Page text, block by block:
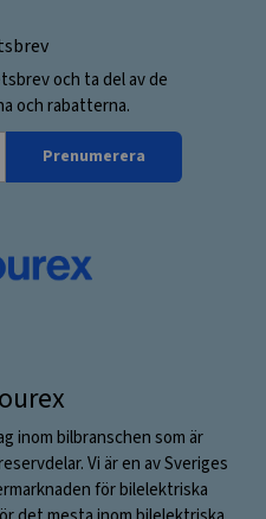
och ta del av de
och rabatterna.
Prenumerera
inom bilbranschen som är
Vi är en av Sveriges
för bilelektriska